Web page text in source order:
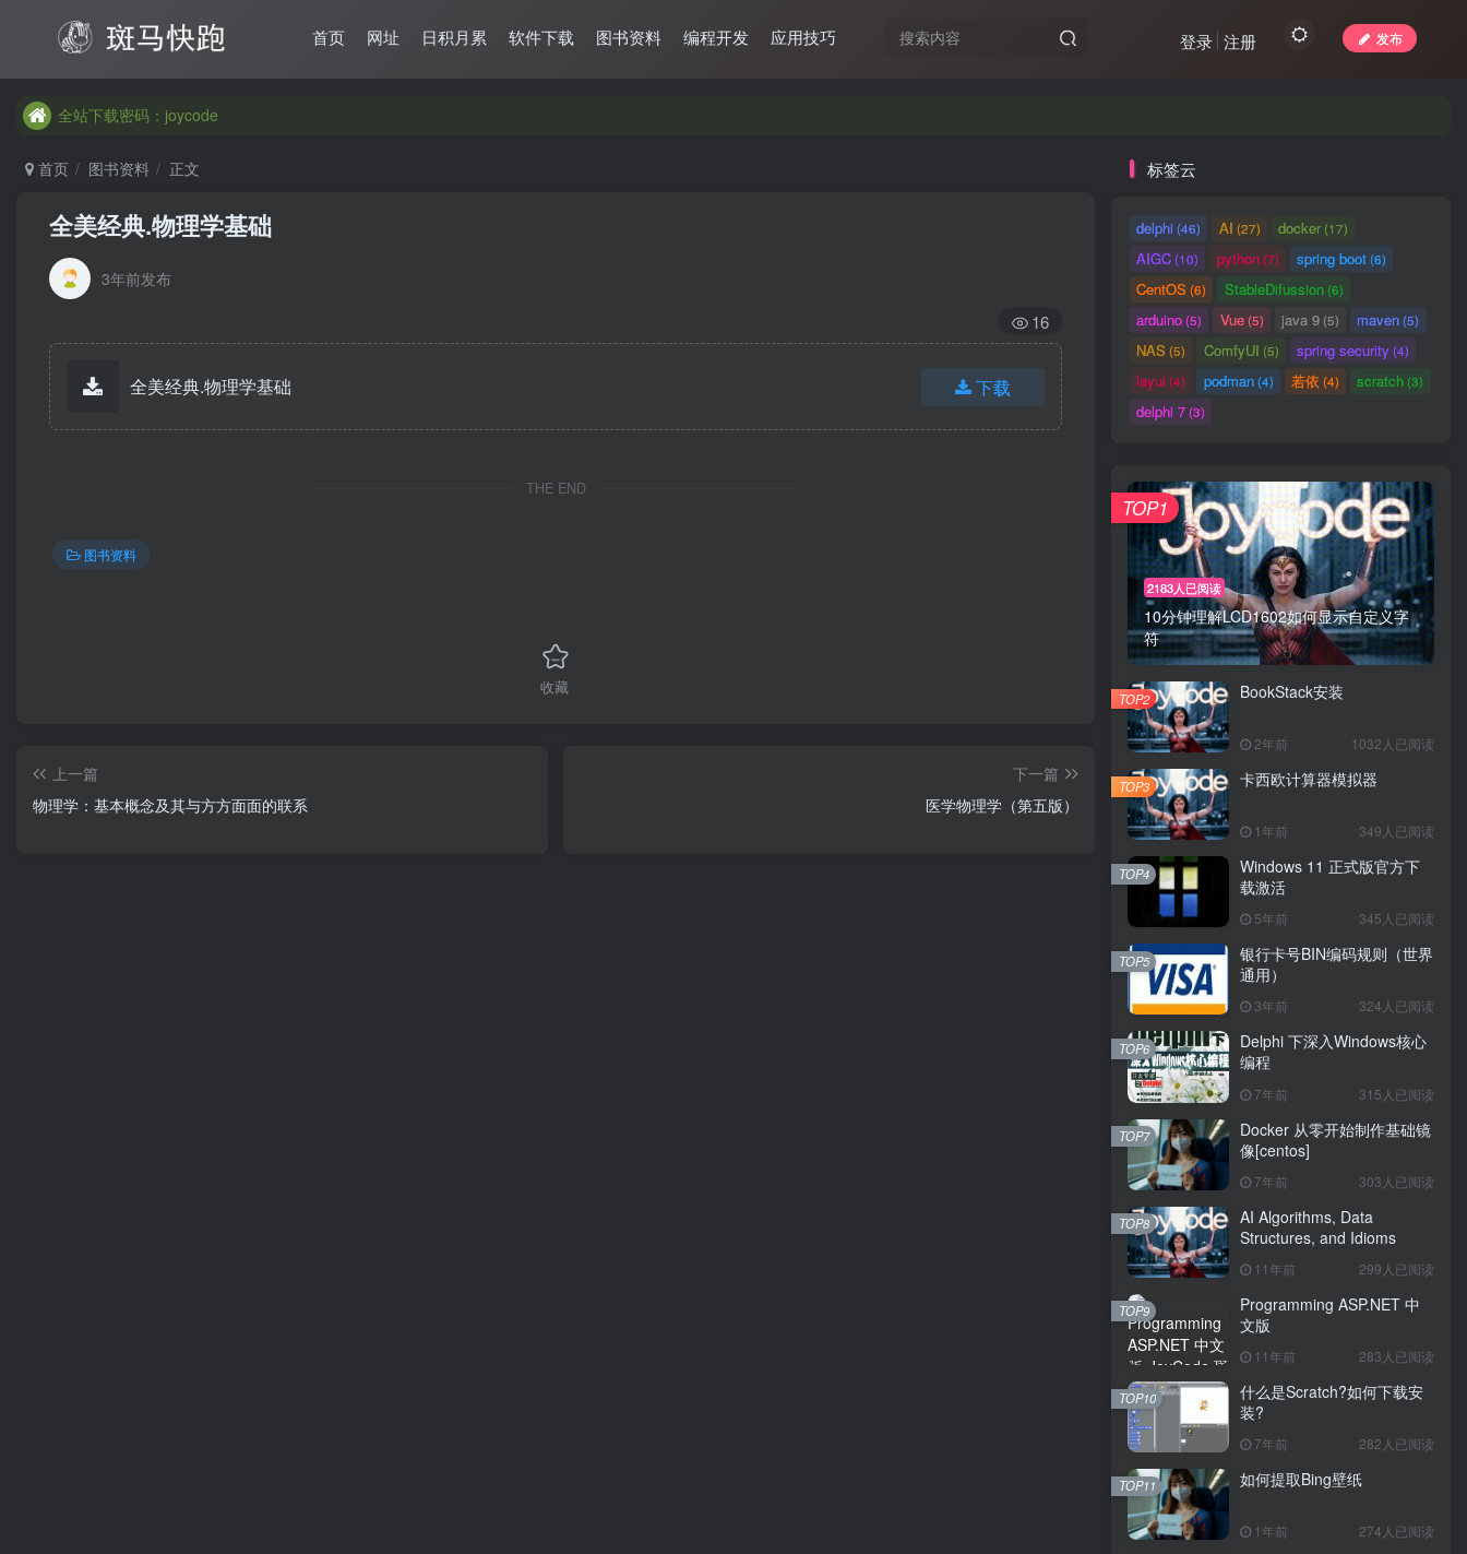
首页 网址 日积月累 软件下载 图书资料 编程开发 应用技巧 发布
登录 注册
全站下载密码：joycode
全站下载密码：joycode
全站下载密码：joycode
首页 图书资料 正文
全美经典.物理学基础
3年前发布
16
全美经典.物理学基础 下载
THE END
图书资料
收藏
上一篇
物理学：基本概念及其与方方面面的联系
下一篇
医学物理学（第五版）
标签云
delphi(46) AI (27) docker(17)
AIGC(10) python(7) spring boot(6)
CentOS (6) StableDifussion(6)
arduino(5) Vue(5) java 9(5) maven(5)
NAS (5) ComfyUI (5) spring security (4)
layui(4) podman(4) 若依 (4) scratch(3)
delphi 7(3)
2183人已阅读
10分钟理解LCD1602如何显示自定义字
符
TOP1
BookStack安装
2年前 1032人已阅读
TOP2
卡西欧计算器模拟器
1年前 349人已阅读
TOP3
Windows 11 正式版官方下
载激活
5年前 345人已阅读
TOP4
银行卡号BIN编码规则（世界
通用）
3年前 324人已阅读
TOP5
Delphi 下深入Windows核心
编程
7年前 315人已阅读
TOP6
Docker 从零开始制作基础镜
像[centos]
7年前 303人已阅读
TOP7
AI Algorithms, Data
Structures, and Idioms
11年前 299人已阅读
TOP8
Programming ASP.NET 中
文版
11年前 283人已阅读
TOP9
什么是Scratch?如何下载安
装?
7年前 282人已阅读
TOP10
如何提取Bing壁纸
1年前 274人已阅读
TOP11